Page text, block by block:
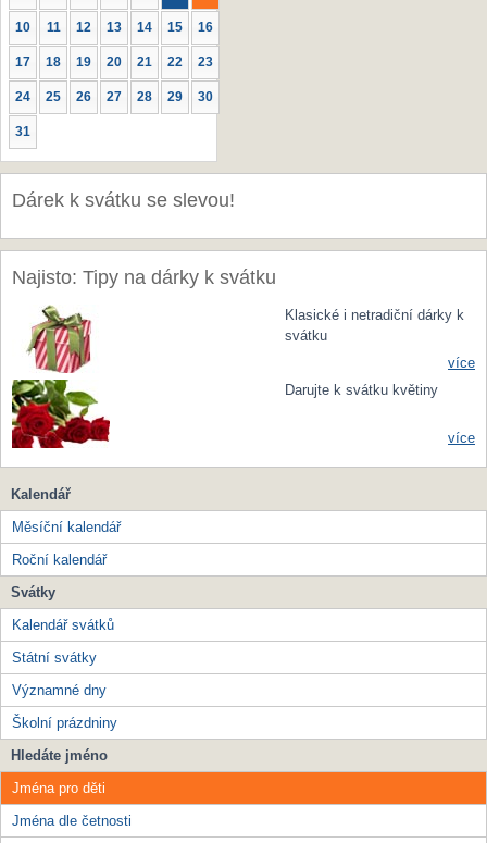
10 11 12 13 14 15 16
17 18 19 20 21 22 23
24 25 26 27 28 29 30
31
Dárek k svátku se slevou!
Najisto: Tipy na dárky k svátku
Klasické i netradiční dárky k
svátku
více
Darujte k svátku květiny
více
Kalendář
Měsíční kalendář
Roční kalendář
Svátky
Kalendář svátků
Státní svátky
Významné dny
Školní prázdniny
Hledáte jméno
Jména pro děti
Jména dle četnosti